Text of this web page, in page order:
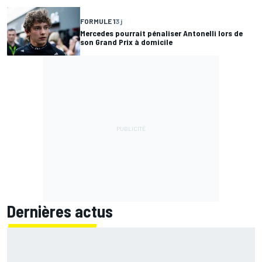
FORMULE 13 j
Mercedes pourrait pénaliser Antonelli lors de
son Grand Prix à domicile
Dernières actus